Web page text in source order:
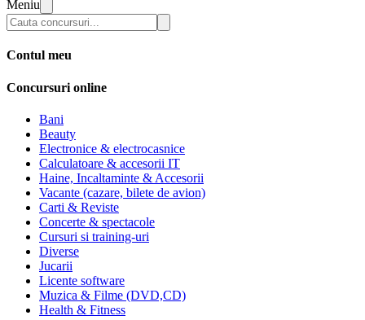
Meniu
Contul meu
Concursuri online
Bani
Beauty
Electronice & electrocasnice
Calculatoare & accesorii IT
Haine, Incaltaminte & Accesorii
Vacante (cazare, bilete de avion)
Carti & Reviste
Concerte & spectacole
Cursuri si training-uri
Diverse
Jucarii
Licente software
Muzica & Filme (DVD,CD)
Health & Fitness